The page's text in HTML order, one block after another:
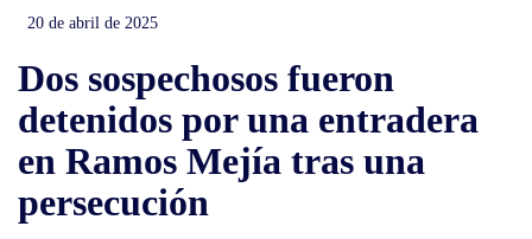
20 de abril de 2025
Dos sospechosos fueron
detenidos por una entradera
en Ramos Mejía tras una
persecución